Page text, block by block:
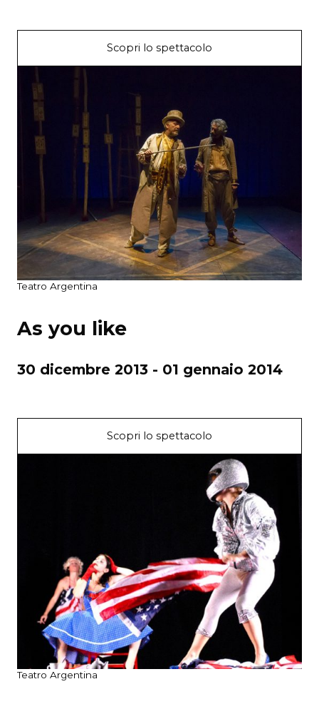
Scopri lo spettacolo
Teatro Argentina
As you like
30 dicembre 2013 - 01 gennaio 2014
Scopri lo spettacolo
Teatro Argentina